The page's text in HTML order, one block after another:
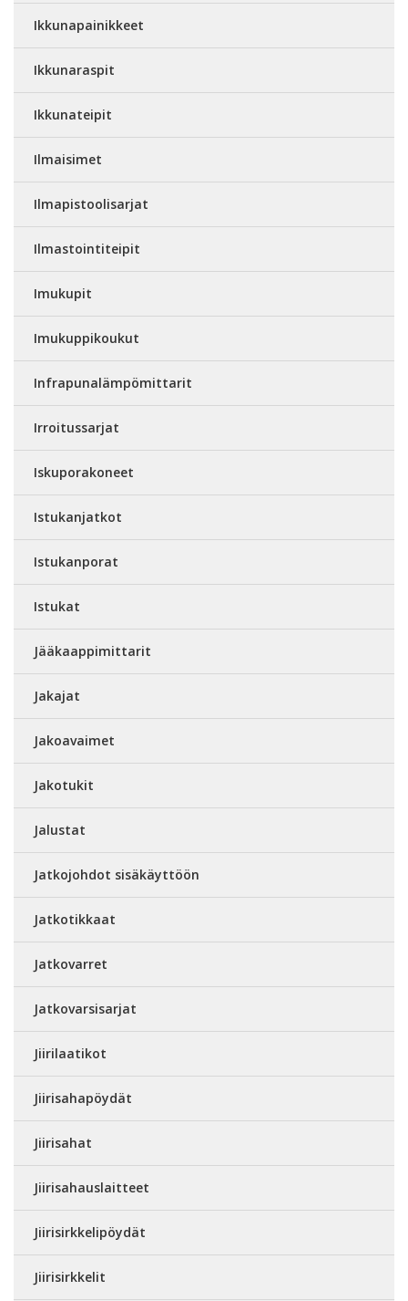
Ikkunapainikkeet
Ikkunaraspit
Ikkunateipit
Ilmaisimet
Ilmapistoolisarjat
Ilmastointiteipit
Imukupit
Imukuppikoukut
Infrapunalämpömittarit
Irroitussarjat
Iskuporakoneet
Istukanjatkot
Istukanporat
Istukat
Jääkaappimittarit
Jakajat
Jakoavaimet
Jakotukit
Jalustat
Jatkojohdot sisäkäyttöön
Jatkotikkaat
Jatkovarret
Jatkovarsisarjat
Jiirilaatikot
Jiirisahapöydät
Jiirisahat
Jiirisahauslaitteet
Jiirisirkkelipöydät
Jiirisirkkelit